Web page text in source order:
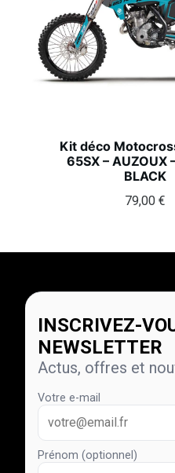
Kit déco
65SX – AUZOUX
BLACK
79,00€
INSCRIVEZ-
NEWSLETTER
Actus, offres et
Votre e-mail
Prénom (optionnel)